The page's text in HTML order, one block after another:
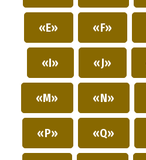
«E» «F»
«I» «J»
«M» «N»
«P» «Q»